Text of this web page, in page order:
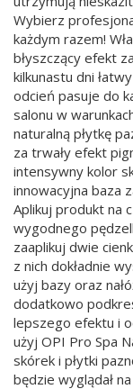
Wybierz
każdym razem!
błyszczący efekt
kilkunastu dni
odcień pasuje do
salonu w
naturalną płytkę
za trwały efekt
intensywny kolor
innowacyjna baza
Aplikuj produkt na
wygodnego
zaaplikuj dwie
z nich dokładnie
użyj bazy oraz
dodatkowo
lepszego efektu i
użyj OPI Pro Spa
skórek i płytki
będzie wyglądał